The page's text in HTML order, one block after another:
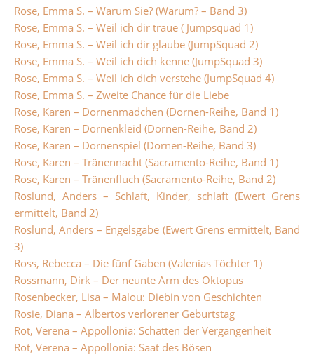
Rose, Emma S. – Warum Sie? (Warum? – Band 3)
Rose, Emma S. – Weil ich dir traue ( Jumpsquad 1)
Rose, Emma S. – Weil ich dir glaube (JumpSquad 2)
Rose, Emma S. – Weil ich dich kenne (JumpSquad 3)
Rose, Emma S. – Weil ich dich verstehe (JumpSquad 4)
Rose, Emma S. – Zweite Chance für die Liebe
Rose, Karen – Dornenmädchen (Dornen-Reihe, Band 1)
Rose, Karen – Dornenkleid (Dornen-Reihe, Band 2)
Rose, Karen – Dornenspiel (Dornen-Reihe, Band 3)
Rose, Karen – Tränennacht (Sacramento-Reihe, Band 1)
Rose, Karen – Tränenfluch (Sacramento-Reihe, Band 2)
Roslund, Anders – Schlaft, Kinder, schlaft (Ewert Grens
ermittelt, Band 2)
Roslund, Anders – Engelsgabe (Ewert Grens ermittelt, Band
3)
Ross, Rebecca – Die fünf Gaben (Valenias Töchter 1)
Rossmann, Dirk – Der neunte Arm des Oktopus
Rosenbecker, Lisa – Malou: Diebin von Geschichten
Rosie, Diana – Albertos verlorener Geburtstag
Rot, Verena – Appollonia: Schatten der Vergangenheit
Rot, Verena – Appollonia: Saat des Bösen